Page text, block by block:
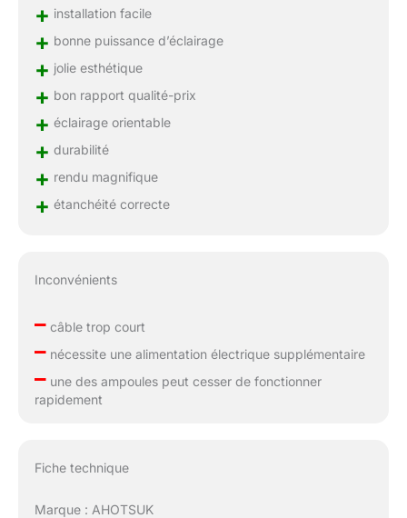
+ installation facile
+ bonne puissance d’éclairage
+ jolie esthétique
+ bon rapport qualité-prix
+ éclairage orientable
+ durabilité
+ rendu magnifique
+ étanchéité correcte
Inconvénients
–câble trop court
–nécessite une alimentation électrique supplémentaire
–une des ampoules peut cesser de fonctionner
rapidement
Fiche technique
Marque : AHOTSUK